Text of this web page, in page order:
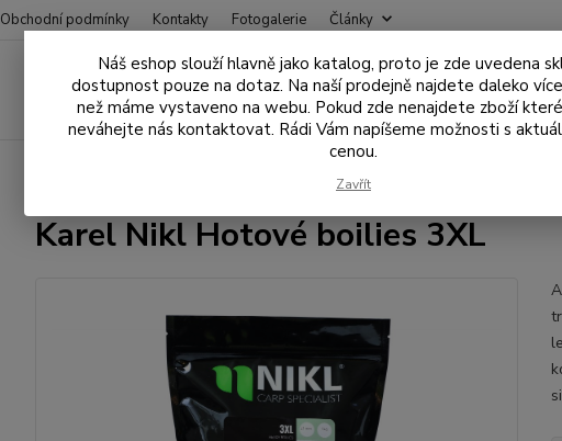
Obchodní podmínky Kontakty Fotogalerie Články
Hledat
Trvanlivé boilies - hotovky
Karel Nikl Hotové boilies 3XL
Náš eshop slouží hlavně jako katalog, proto je zde uvedena
dostupnost pouze na dotaz. Na naší prodejně najdete daleko
než máme vystaveno na webu. Pokud zde nenajdete zboží
neváhejte nás kontaktovat. Rádi Vám napíšeme možnosti s
cenou.
Zavřít